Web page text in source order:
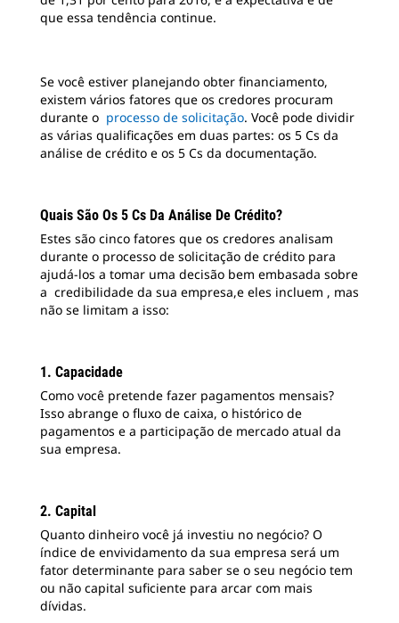
que essa tendência continue.
Se você estiver planejando obter financiamento,
existem vários fatores que os credores procuram
durante o processo de solicitação. Você pode dividir
as várias qualificações em duas partes: os 5 Cs da
análise de crédito e os 5 Cs da documentação.
Quais São Os 5 Cs Da Análise De Crédito?
Estes são cinco fatores que os credores analisam
durante o processo de solicitação de crédito para
ajudá-los a tomar uma decisão bem embasada sobre
a credibilidade da sua empresa,e eles incluem , mas
não se limitam a isso:
1. Capacidade
Como você pretende fazer pagamentos mensais?
Isso abrange o fluxo de caixa, o histórico de
pagamentos e a participação de mercado atual da
sua empresa.
2. Capital
Quanto dinheiro você já investiu no negócio? O
índice de envividamento da sua empresa será um
fator determinante para saber se o seu negócio tem
ou não capital suficiente para arcar com mais
dívidas.